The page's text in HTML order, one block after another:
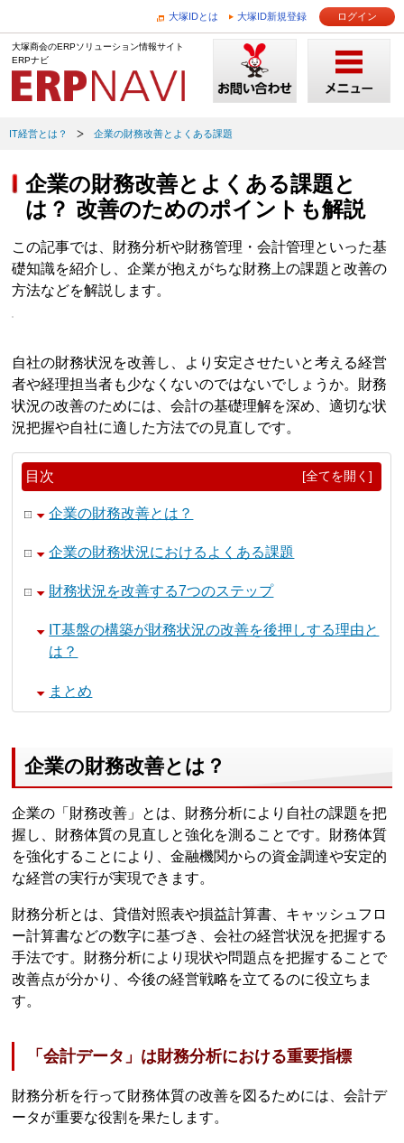
大塚IDとは 大塚ID新規登録 ログイン
大塚商会のERPソリューション情報サイト
ERPナビ
IT経営とは？ 企業の財務改善とよくある課題
企業の財務改善とよくある課題と
は？ 改善のためのポイントも解説
この記事では、財務分析や財務管理・会計管理といった基
礎知識を紹介し、企業が抱えがちな財務上の課題と改善の
方法などを解説します。
自社の財務状況を改善し、より安定させたいと考える経営
者や経理担当者も少なくないのではないでしょうか。財務
状況の改善のためには、会計の基礎理解を深め、適切な状
況把握や自社に適した方法での見直しです。
目次 [全てを開く]
企業の財務改善とは？
企業の財務状況におけるよくある課題
財務状況を改善する7つのステップ
IT基盤の構築が財務状況の改善を後押しする理由と
は？
まとめ
企業の財務改善とは？
企業の「財務改善」とは、財務分析により自社の課題を把
握し、財務体質の見直しと強化を測ることです。財務体質
を強化することにより、金融機関からの資金調達や安定的
な経営の実行が実現できます。
財務分析とは、貸借対照表や損益計算書、キャッシュフロ
ー計算書などの数字に基づき、会社の経営状況を把握する
手法です。財務分析により現状や問題点を把握することで
改善点が分かり、今後の経営戦略を立てるのに役立ちま
す。
「会計データ」は財務分析における重要指標
財務分析を行って財務体質の改善を図るためには、会計デ
ータが重要な役割を果たします。